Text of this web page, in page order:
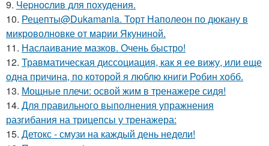
9. Чеpноcлив для похудения.
10. Рецепты@Dukamania. Торт Наполеон по дюкану в
микроволновке от марии Якуниной.
11. Наслаивание мазков. Очень быстро!
12. Травматическая диссоциация, как я ее вижу, или еще
одна причина, по которой я люблю книги Робин хобб.
13. Мощные плечи: освой жим в тренажере сидя!
14. Для правильного выполнения упражнения
разгибания на трицепсы у тренажера:
15. Детокс - смузи на каждый день недели!